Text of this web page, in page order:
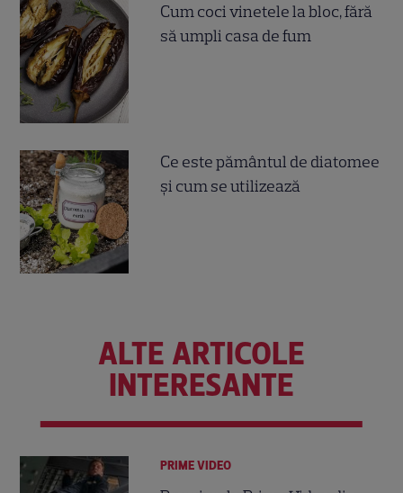
Cum coci vinetele la bloc, fără
să umpli casa de fum
Ce este pământul de diatomee
și cum se utilizează
ALTE ARTICOLE
INTERESANTE
PRIME VIDEO